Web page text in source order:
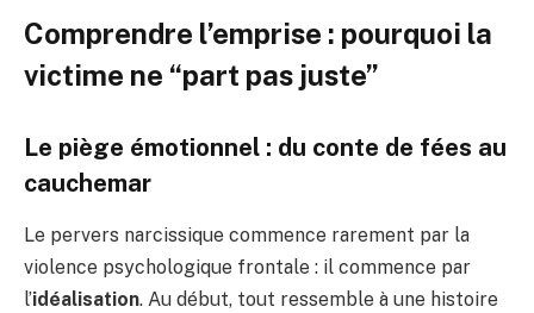
Comprendre l’emprise : pourquoi la
victime ne “part pas juste”
Le piège émotionnel : du conte de fées au
cauchemar
Le pervers narcissique commence rarement par la
violence psychologique frontale : il commence par
l’idéalisation. Au début, tout ressemble à une histoire